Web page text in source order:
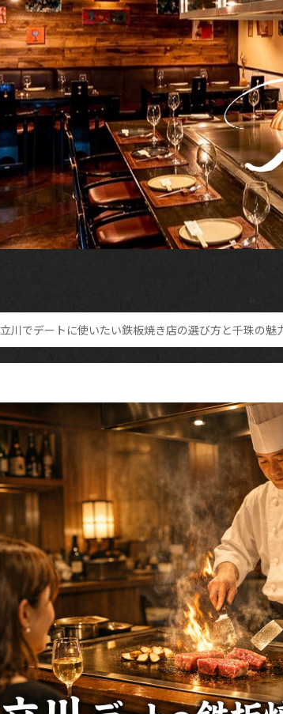
立川でデートに使いたい鉄板焼き店の選び方と千珠の魅